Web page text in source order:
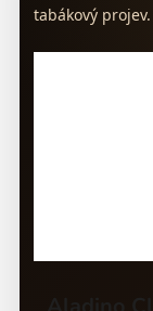
tabákový projev.